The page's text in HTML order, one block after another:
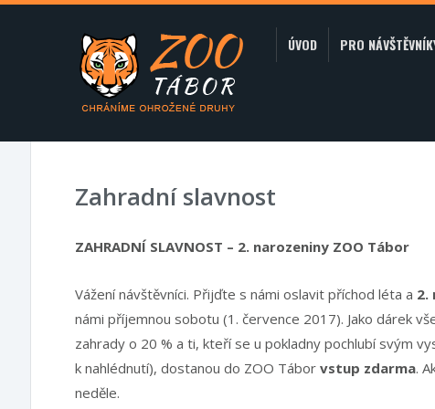
ÚVOD PRO
Zahradní slavnost
ZAHRADNÍ SLAVNOST – 2. narozeniny ZOO Tábor
Vážení návštěvníci. Přijďte s námi oslavit příchod léta a 2.
námi příjemnou sobotu (1. července 2017). Jako dárek
zahrady o 20 % a ti, kteří se u pokladny pochlubí svým
k nahlédnutí), dostanou do ZOO Tábor vstup zdarma.
neděle.